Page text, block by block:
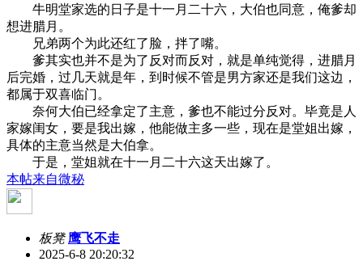
牛明堂家选的日子是十一月二十六，大伯也同意，俺爹却
想进腊月。
兄弟两个为此还红了脸，拌了嘴。
爹其实也并不是为了反对而反对，就是单纯觉得，进腊月
后完婚，过几天就是年，到时候不管是男方家还是我们这边，
都属于双喜临门。
奈何大伯已经拿定了主意，爹也不能过分反对。毕竟是人
家嫁闺女，要是我出嫁，他能做主多一些，现在是堂姐出嫁，
具体的主意当然是大伯拿。
于是，堂姐就在十一月二十六这天出嫁了。
本帖来自微秘
板凳 鹰飞不走
2025-6-8 20:20:32